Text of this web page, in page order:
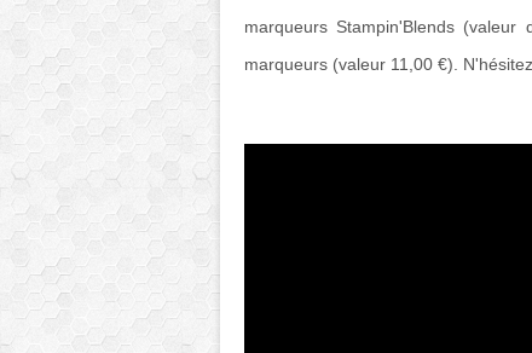
marqueurs Stampin'Blends
marqueurs (valeur 11,00 €).